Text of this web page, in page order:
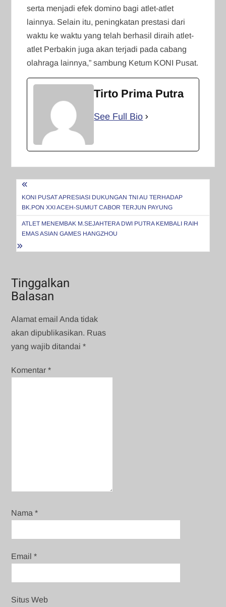
serta menjadi efek domino bagi atlet-atlet
lainnya. Selain itu, peningkatan prestasi dari
waktu ke waktu yang telah berhasil diraih atlet-
atlet Perbakin juga akan terjadi pada cabang
olahraga lainnya,” sambung Ketum KONI Pusat.
Tirto Prima Putra
See Full Bio
Navigasi
pos
KONI PUSAT APRESIASI DUKUNGAN TNI AU TERHADAP
BK.PON XXI ACEH-SUMUT CABOR TERJUN PAYUNG
ATLET MENEMBAK M.SEJAHTERA DWI PUTRA KEMBALI RAIH
EMAS ASIAN GAMES HANGZHOU
Tinggalkan
Balasan
Alamat email Anda tidak
akan dipublikasikan. Ruas
yang wajib ditandai*
Komentar*
Nama*
Email*
Situs Web